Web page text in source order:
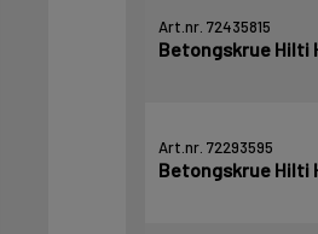
Art.nr. 72435815
Betongskrue Hilti
Art.nr. 72293595
Betongskrue Hilti